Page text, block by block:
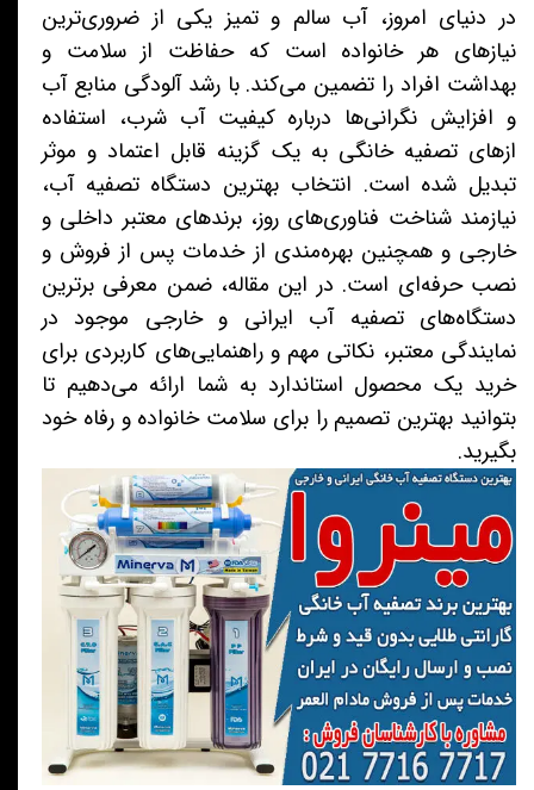
در دنیای امروز، آب سالم و تمیز یکی از ضروری‌ترین
نیازهای هر خانواده است که حفاظت از سلامت و
بهداشت افراد را تضمین می‌کند. با رشد آلودگی منابع آب
و افزایش نگرانی‌ها درباره کیفیت آب شرب، استفاده
از‌های تصفیه خانگی به یک گزینه قابل اعتماد و موثر
تبدیل شده است. انتخاب بهترین دستگاه تصفیه آب،
نیازمند شناخت فناوری‌های روز، برندهای معتبر داخلی و
خارجی و همچنین بهره‌مندی از خدمات پس از فروش و
نصب حرفه‌ای است. در این مقاله، ضمن معرفی برترین
دستگاه‌های تصفیه آب ایرانی و خارجی موجود در
نمایندگی‌ معتبر، نکاتی مهم و راهنمایی‌های کاربردی برای
خرید یک محصول استاندارد به شما ارائه می‌دهیم تا
بتوانید بهترین تصمیم را برای سلامت خانواده و رفاه خود
بگیرید.